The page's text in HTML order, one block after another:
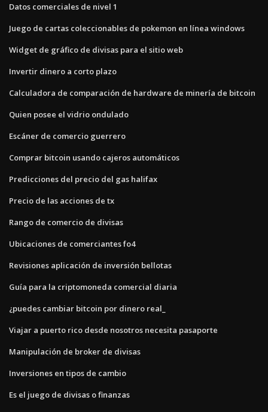
Datos comerciales de nivel 1
Juego de cartas coleccionables de pokemon en línea windows
Widget de gráfico de divisas para el sitio web
Invertir dinero a corto plazo
Calculadora de comparación de hardware de minería de bitcoin
Quien posee el vidrio ondulado
Escáner de comercio guerrero
Comprar bitcoin usando cajeros automáticos
Predicciones del precio del gas halifax
Precio de las acciones de tx
Rango de comercio de divisas
Ubicaciones de comerciantes fo4
Revisiones aplicación de inversión bellotas
Guía para la criptomoneda comercial diaria
¿puedes cambiar bitcoin por dinero real_
Viajar a puerto rico desde nosotros necesita pasaporte
Manipulación de broker de divisas
Inversiones en tipos de cambio
Es el juego de divisas o finanzas